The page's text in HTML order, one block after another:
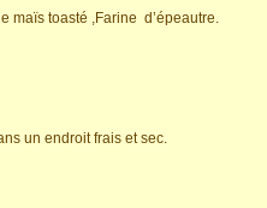
maïs toasté ,Farine d’épeautre.
un endroit frais et sec.